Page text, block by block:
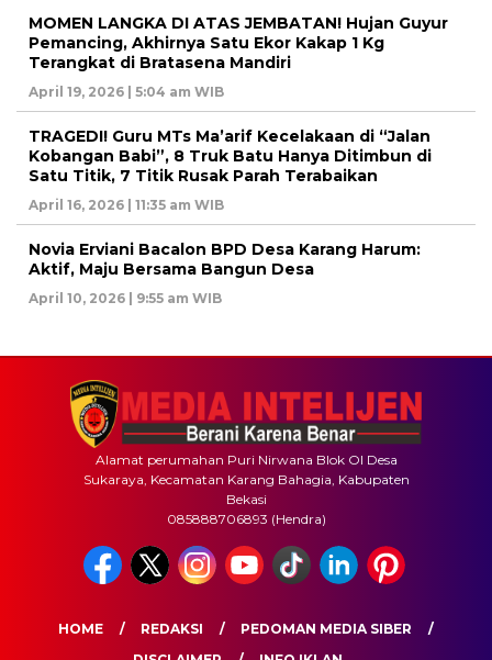
MOMEN LANGKA DI ATAS JEMBATAN! Hujan Guyur
Pemancing, Akhirnya Satu Ekor Kakap 1 Kg
Terangkat di Bratasena Mandiri
April 19, 2026 | 5:04 am WIB
TRAGEDI! Guru MTs Ma’arif Kecelakaan di “Jalan
Kobangan Babi”, 8 Truk Batu Hanya Ditimbun di
Satu Titik, 7 Titik Rusak Parah Terabaikan
April 16, 2026 | 11:35 am WIB
Novia Erviani Bacalon BPD Desa Karang Harum:
Aktif, Maju Bersama Bangun Desa
April 10, 2026 | 9:55 am WIB
Alamat perumahan Puri Nirwana Blok OI Desa
Sukaraya, Kecamatan Karang Bahagia, Kabupaten
Bekasi
085888706893 (Hendra)
HOME REDAKSI
PEDOMAN MEDIA SIBER